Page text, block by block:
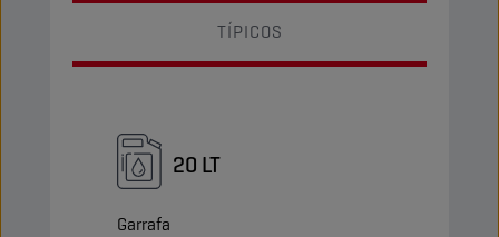
TÍPICOS
20 LT
Garrafa